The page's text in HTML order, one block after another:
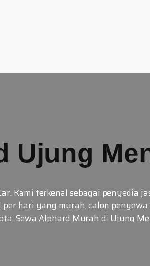
Ujung
Kami terkenal sebagai penyedia
hari yang murah, calon
Sewa Alphard Murah di Ujung